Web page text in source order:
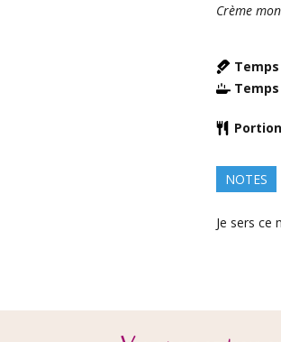
Crème
NOTES
Je sers ce